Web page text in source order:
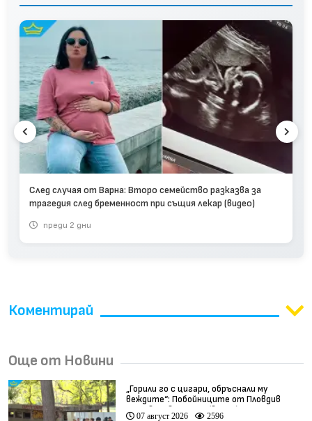
След случая от Варна: Второ семейство разказва за
трагедия след бременност при същия лекар (видео)
преди 2 дни
Коментирай
Още от Новини
„Горили го с цигари, обръснали му
веждите“: Побойниците от Пловдив
остават в ареста (видео)
07 август 2026 2596